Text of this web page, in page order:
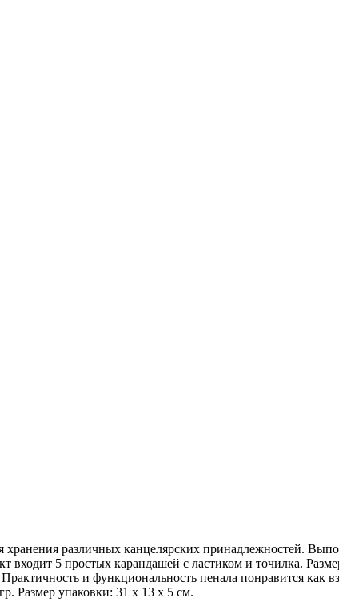
различных канцелярских принадлежностей.
5 простых карандашей с ластиком и точилка.
и функциональность пенала понравится как
Размер упаковки: 31 х 13 х 5 см.